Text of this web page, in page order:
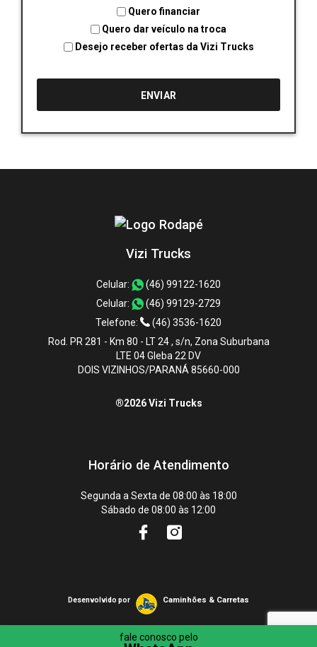
Quero financiar
Quero dar veículo na troca
Desejo receber ofertas da Vizi Trucks
Vizi Trucks
Celular:
(46) 99122-1620
Celular:
(46) 99129-2729
Telefone:
(46) 3536-1620
Rod. PR 281 - Km 80 - LT 24 , s/n, Zona Suburbana
LTE 04 Gleba 22 DV
DOIS VIZINHOS/PARANÁ 85660-000
®2026 Vizi Trucks
Horário de Atendimento
Segunda a Sexta de 08:00 às 18:00
Sábado de 08:00 às 12:00
fale conosco pelo
Desenvolvido por Caminhões & Carretas